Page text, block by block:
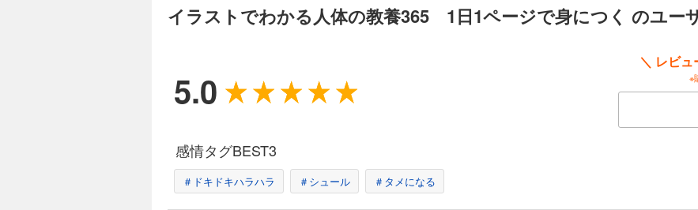
など、大人も意外と答えられないギモンへの答えが満載！
漢字には全部ふりがながふってあるので、読むのが苦手な子でも大丈夫！
※カバー画像が異なる場合があります。
イラストでわかる人体の教養365 1日1ページで身につく のユー
5.0
＼ レビ
※
感情タグBEST3
＃ドキドキハラハラ ＃シュール ＃タメになる